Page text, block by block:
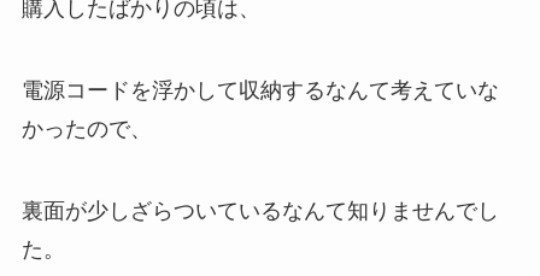
購入したばかりの頃は、
電源コードを浮かして収納するなんて考えていな
かったので、
裏面が少しざらついているなんて知りませんでし
た。